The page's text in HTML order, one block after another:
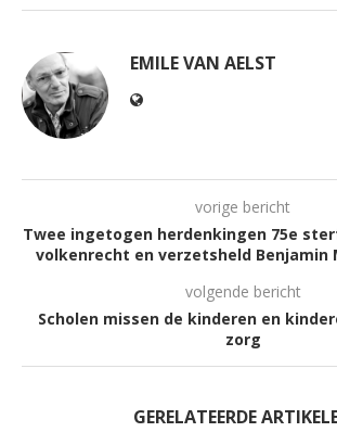
EMILE VAN AELST
vorige bericht
Twee ingetogen herdenkingen 75e
volkenrecht en verzetsheld Benjamin
volgende bericht
Scholen missen de kinderen en
zorg
GERELATEERDE